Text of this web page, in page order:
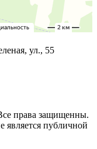
ул., 55
права защищенны.
является публичной